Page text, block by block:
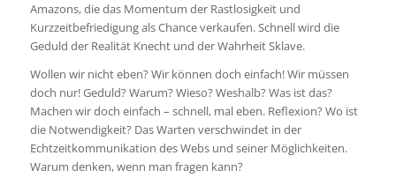
Amazons, die das Momentum der Rastlosigkeit und
Kurzzeitbefriedigung als Chance verkaufen. Schnell wird die
Geduld der Realität Knecht und der Wahrheit Sklave.
Wollen wir nicht eben? Wir können doch einfach! Wir müssen
doch nur! Geduld? Warum? Wieso? Weshalb? Was ist das?
Machen wir doch einfach – schnell, mal eben. Reflexion? Wo ist
die Notwendigkeit? Das Warten verschwindet in der
Echtzeitkommunikation des Webs und seiner Möglichkeiten.
Warum denken, wenn man fragen kann?